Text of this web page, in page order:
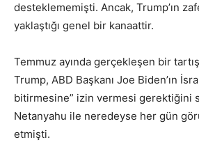
desteklememişti. Ancak, Trump’ın
yaklaştığı genel bir kanaattir.
Temmuz ayında gerçekleşen bir
Trump, ABD Başkanı Joe Biden’ın
bitirmesine” izin vermesi gerektiğini
Netanyahu ile neredeyse her gün
etmişti.